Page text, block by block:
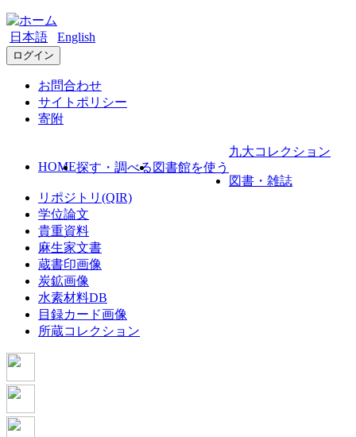
日本語 English
ログイン
お問合わせ
サイトポリシー
寄附
HOME探す・調べる 図書館を使う
九大コレクション
図書・雑誌
リポジトリ(QIR)
学位論文
貴重資料
麻生家文書
蔵書印画像
炭鉱画像
水素材料DB
目録カード画像
所蔵コレクション